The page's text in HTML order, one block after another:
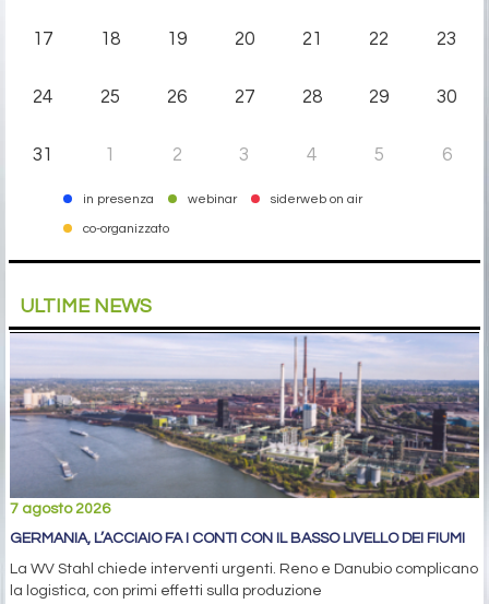
17 18 19 20 21 22 23
24 25 26 27 28 29 30
31 1 2 3 4 5 6
in presenza webinar siderweb on air
co-organizzato
ULTIME NEWS
7 agosto 2026
GERMANIA, L’ACCIAIO FA I CONTI CON IL BASSO LIVELLO DEI FIUMI
La WV Stahl chiede interventi urgenti. Reno e Danubio complicano
la logistica, con primi effetti sulla produzione